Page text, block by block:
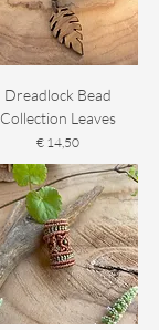
Dreadlock Bead
Collection Leaves
Prijs
€ 14,50